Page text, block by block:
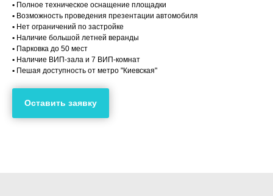
• Полное техническое оснащение площадки
• Возможность проведения презентации автомобиля
• Нет ограничений по застройке
• Наличие большой летней веранды
• Парковка до 50 мест
• Наличие ВИП-зала и 7 ВИП-комнат
• Пешая доступность от метро "Киевская"
Оставить заявку